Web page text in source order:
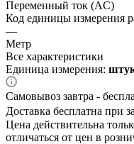
Переменный ток (AC)
Код единицы измерения
—
Метр
Все характеристики
Единица измерения:
Самовывоз завтра -
Доставка бесплатна при
Цена действительна
отличаться от цен в